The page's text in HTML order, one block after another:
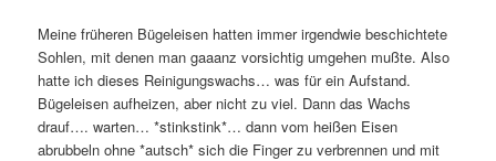
Meine früheren Bügeleisen hatten immer irgendwie beschichtete
Sohlen, mit denen man gaaanz vorsichtig umgehen mußte. Also
hatte ich dieses Reinigungswachs… was für ein Aufstand.
Bügeleisen aufheizen, aber nicht zu viel. Dann das Wachs
drauf…. warten… *stinkstink*… dann vom heißen Eisen
abrubbeln ohne *autsch* sich die Finger zu verbrennen und mit